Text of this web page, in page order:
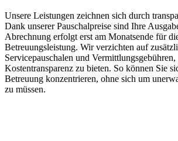
Unsere Leistungen zeichnen sich durch
Dank unserer Pauschalpreise sind Ihre
Abrechnung erfolgt erst am Monatsende für
Betreuungsleistung. Wir verzichten auf
Servicepauschalen und
Kostentransparenz zu bieten. So können Sie
Betreuung konzentrieren, ohne sich um
zu müssen.